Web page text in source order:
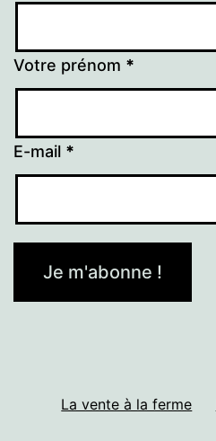
Votre prénom *
E-mail *
La vente à la ferme